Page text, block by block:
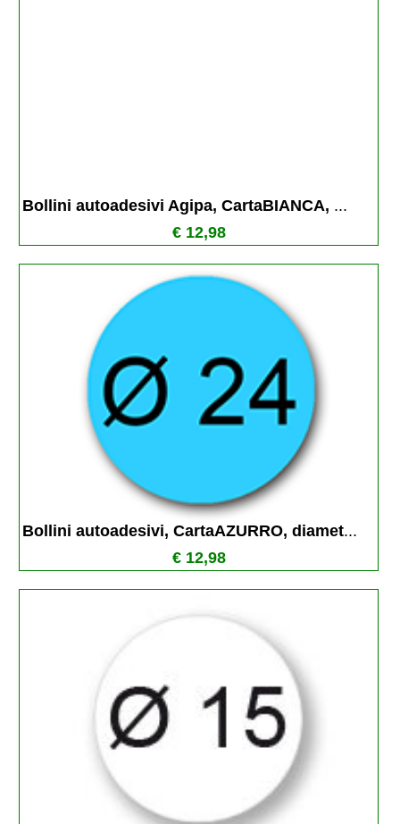
Bollini autoadesivi Agipa, CartaBIANCA,
€ 12,98
Bollini autoadesivi, CartaAZURRO, diamet
€ 12,98